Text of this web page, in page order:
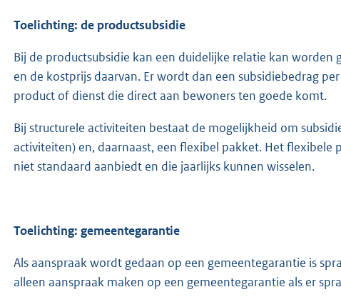
Toelichting: de productsubsidie
Bij de productsubsidie kan een duidelijke relatie kan
en de kostprijs daarvan. Er wordt dan een subsidiebedrag
product of dienst die direct aan bewoners ten goede komt.
Bij structurele activiteiten bestaat de mogelijkheid om
activiteiten) en, daarnaast, een flexibel pakket. Het
niet standaard aanbiedt en die jaarlijks kunnen wisselen.
Toelichting: gemeentegarantie
Als aanspraak wordt gedaan op een gemeentegarantie is
alleen aanspraak maken op een gemeentegarantie als er